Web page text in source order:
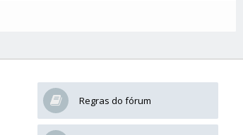
Regras do fórum